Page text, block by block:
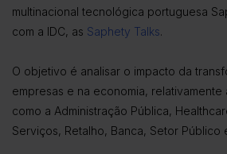
multinacional tecnológica portuguesa
com a IDC, as Saphety Talks.
O objetivo é analisar o impacto da
empresas e na economia,
como a Administração Pública,
Serviços, Retalho, Banca, Setor Público